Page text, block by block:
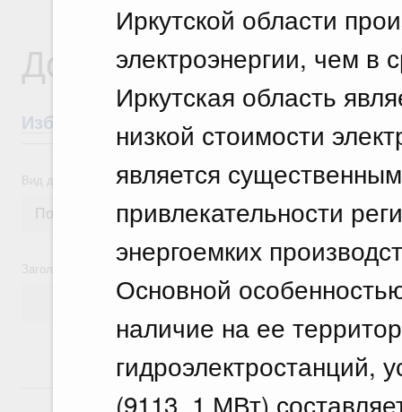
Иркутской области
электроэнергии, чем в
Иркутская область
низкой стоимости
является
привлекательности
энергоемких
Основной
наличие на ее
гидроэлектростанций,
(9113, 1 МВт)
Документы
Избранные документы со справками к
Вид документа
Заголовок или текст документа
18 июля, суббота